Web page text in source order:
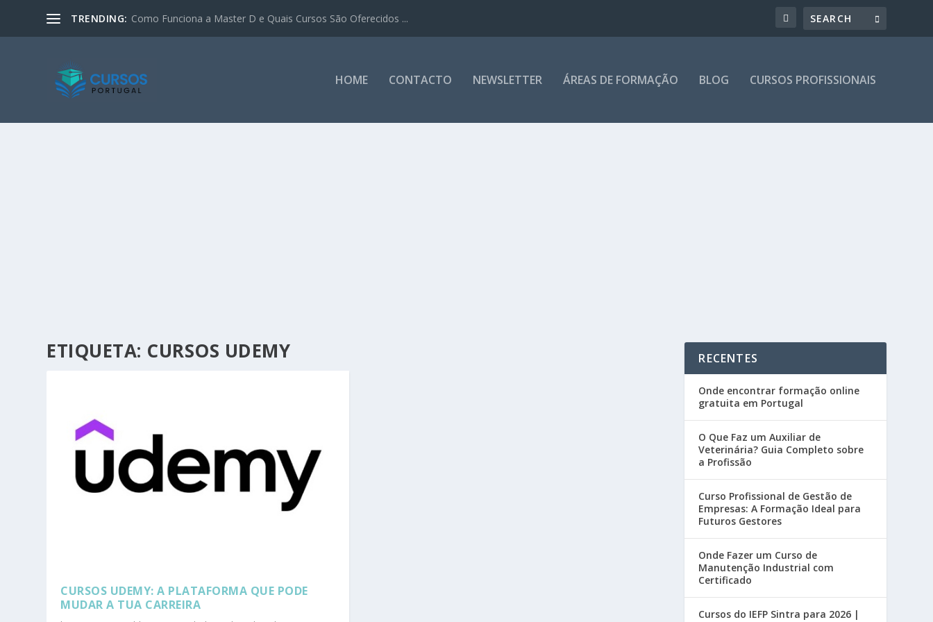
TRENDING: Como Funciona a Master D e Quais Cursos São Oferecidos ...
HOME CONTACTO NEWSLETTER ÁREAS DE FORMAÇÃO BLOG CURSOS PROFISSIONAIS
ETIQUETA: CURSOS UDEMY
CURSOS UDEMY: A PLATAFORMA QUE PODE
MUDAR A TUA CARREIRA
RECENTES
Onde encontrar formação online
gratuita em Portugal
O Que Faz um Auxiliar de
Veterinária? Guia Completo sobre
a Profissão
Curso Profissional de Gestão de
Empresas: A Formação Ideal para
Futuros Gestores
Onde Fazer um Curso de
Manutenção Industrial com
Certificado
Cursos do IEFP Sintra para 2026 |